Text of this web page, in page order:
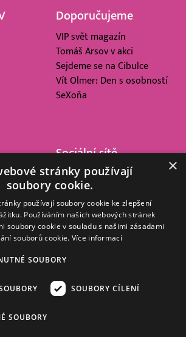
Doporučujeme
VIP svět magazín
Tomáš Arsov v akci
Sejdeme se na Cibulce
Vít Olmer: Den s osobností
SeXoňa
Studio,
322
Sociální sítě
MEDIA, a.s. Všechna práva vyhrazena.
a dalších zpracovávaných údajů
×
stránky používají
soubory cookie.
používají soubory cookie ke zlepšení
Používáním našich webových stránek
soubory cookie v souladu s našimi zásadami
souborů cookie. Více informací
SOUBORY
SOUBORY CÍLENÍ
SOUBORY